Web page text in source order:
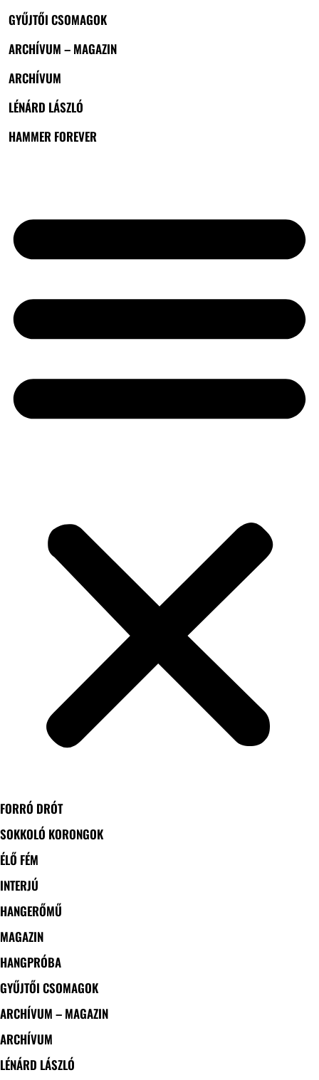
GYŰJTŐI CSOMAGOK
ARCHÍVUM – MAGAZIN
ARCHÍVUM
LÉNÁRD LÁSZLÓ
HAMMER FOREVER
FORRÓ DRÓT
SOKKOLÓ KORONGOK
ÉLŐ FÉM
INTERJÚ
HANGERŐMŰ
MAGAZIN
HANGPRÓBA
GYŰJTŐI CSOMAGOK
ARCHÍVUM – MAGAZIN
ARCHÍVUM
LÉNÁRD LÁSZLÓ